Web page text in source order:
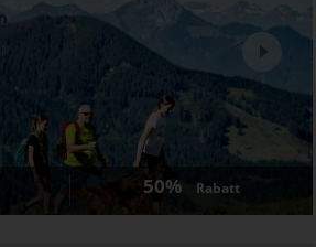
50% Rabatt
Next